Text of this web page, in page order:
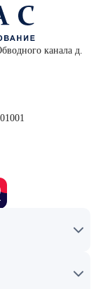
канала д.